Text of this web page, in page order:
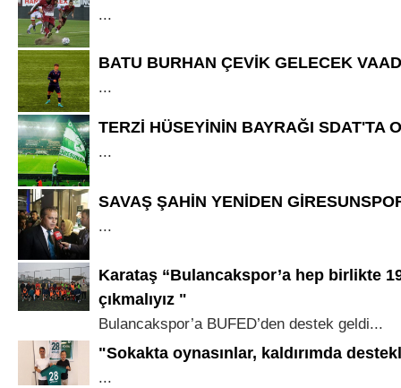
...
BATU BURHAN ÇEVİK GELECEK
...
TERZİ HÜSEYİNİN BAYRAĞI SDAT'TA
...
SAVAŞ ŞAHİN YENİDEN
...
Karataş “Bulancakspor’a hep birlikte
çıkmalıyız "
Bulancakspor’a BUFED’den destek geldi...
"Sokakta oynasınlar, kaldırımda
...